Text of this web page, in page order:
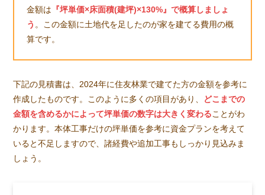
金額は 『坪単価×床面積(建坪)×130%』で概算しましょ
う 。この金額に土地代を足したのが家を建てる費用の概
算です。
下記の見積書は、2024年に住友林業で建てた方の金額を参考に
作成したものです。このように多くの項目があり、
どこまでの
金額を含めるかによって坪単価の数字は大きく変わることがわ
かります。本体工事だけの坪単価を参考に資金プランを考えて
いると不足しますので、諸経費や追加工事もしっかり見込みま
しょう。